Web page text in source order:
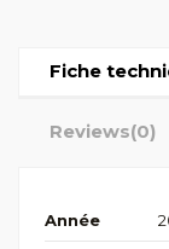
Fiche
Reviews(0)
Année